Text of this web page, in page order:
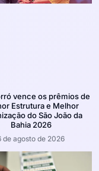
vence os prêmios de
Estrutura e Melhor
do São João da
Bahia 2026
de agosto de 2026